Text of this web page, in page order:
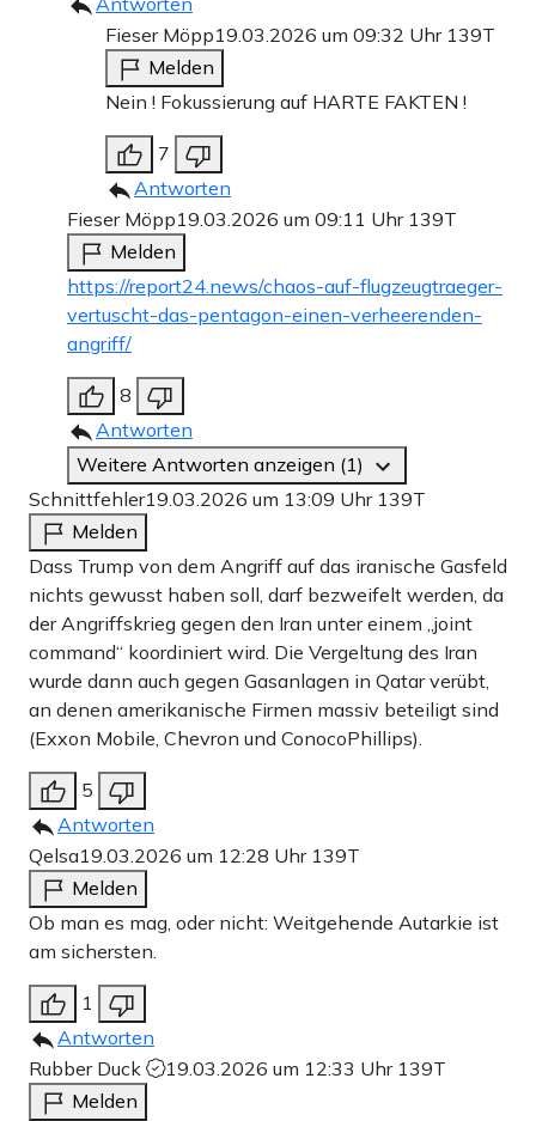
Fieser Möpp19.03.2026 um 09:32 Uhr 139T
Melden
Nein ! Fokussierung auf HARTE FAKTEN !
7
Antworten
Fieser Möpp19.03.2026 um 09:11 Uhr 139T
Melden
https://report24.news/chaos-auf-flugzeugtraeger-
vertuscht-das-pentagon-einen-verheerenden-
angriff/
8
Antworten
Weitere Antworten anzeigen (1)
Schnittfehler19.03.2026 um 13:09 Uhr 139T
Melden
Dass Trump von dem Angriff auf das iranische Gasfeld
nichts gewusst haben soll, darf bezweifelt werden, da
der Angriffskrieg gegen den Iran unter einem „joint
command“ koordiniert wird. Die Vergeltung des Iran
wurde dann auch gegen Gasanlagen in Qatar verübt,
an denen amerikanische Firmen massiv beteiligt sind
(Exxon Mobile, Chevron und ConocoPhillips).
5
Antworten
Qelsa19.03.2026 um 12:28 Uhr 139T
Melden
Ob man es mag, oder nicht: Weitgehende Autarkie ist
am sichersten.
1
Antworten
Rubber Duck
19.03.2026 um 12:33 Uhr 139T
Melden